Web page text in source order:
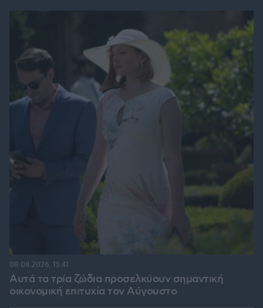
Αυτά τα τρία ζώδια προσελκύουν σημαντική
οικονομική επιτυχία τον Αύγουστο
08.08.2026, 15:41